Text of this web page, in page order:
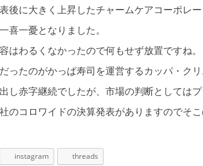
後に大きく上昇したチャームケアコーポレ
喜一憂となりました。
はわるくなかったので何もせず放置ですね。
ったのがかっぱ寿司を運営するカッパ・クリ
し赤字継続でしたが、市場の判断としてはプ
のコロワイドの決算発表がありますのでそ
instagram threads